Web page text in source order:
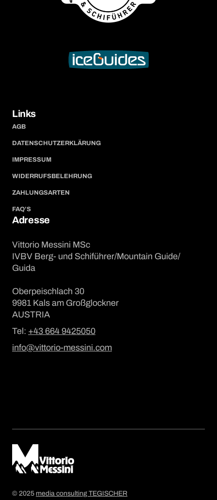
Links
AGB
DATENSCHUTZERKLÄRUNG
IMPRESSUM
WIDERRUFSBELEHRUNG
ZAHLUNGSARTEN
FAQ’S
Adresse
Vittorio Messini MSc
IVBV Berg- und Schiführer/Mountain Guide/
Guida
Oberpeischlach 30
9981 Kals am Großglockner
AUSTRIA
Tel: +43 664 9425050
info@vittorio-messini.com
© 2025 media consulting TEGISCHER